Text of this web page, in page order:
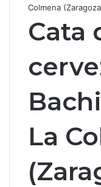
Colmena
Cata
La